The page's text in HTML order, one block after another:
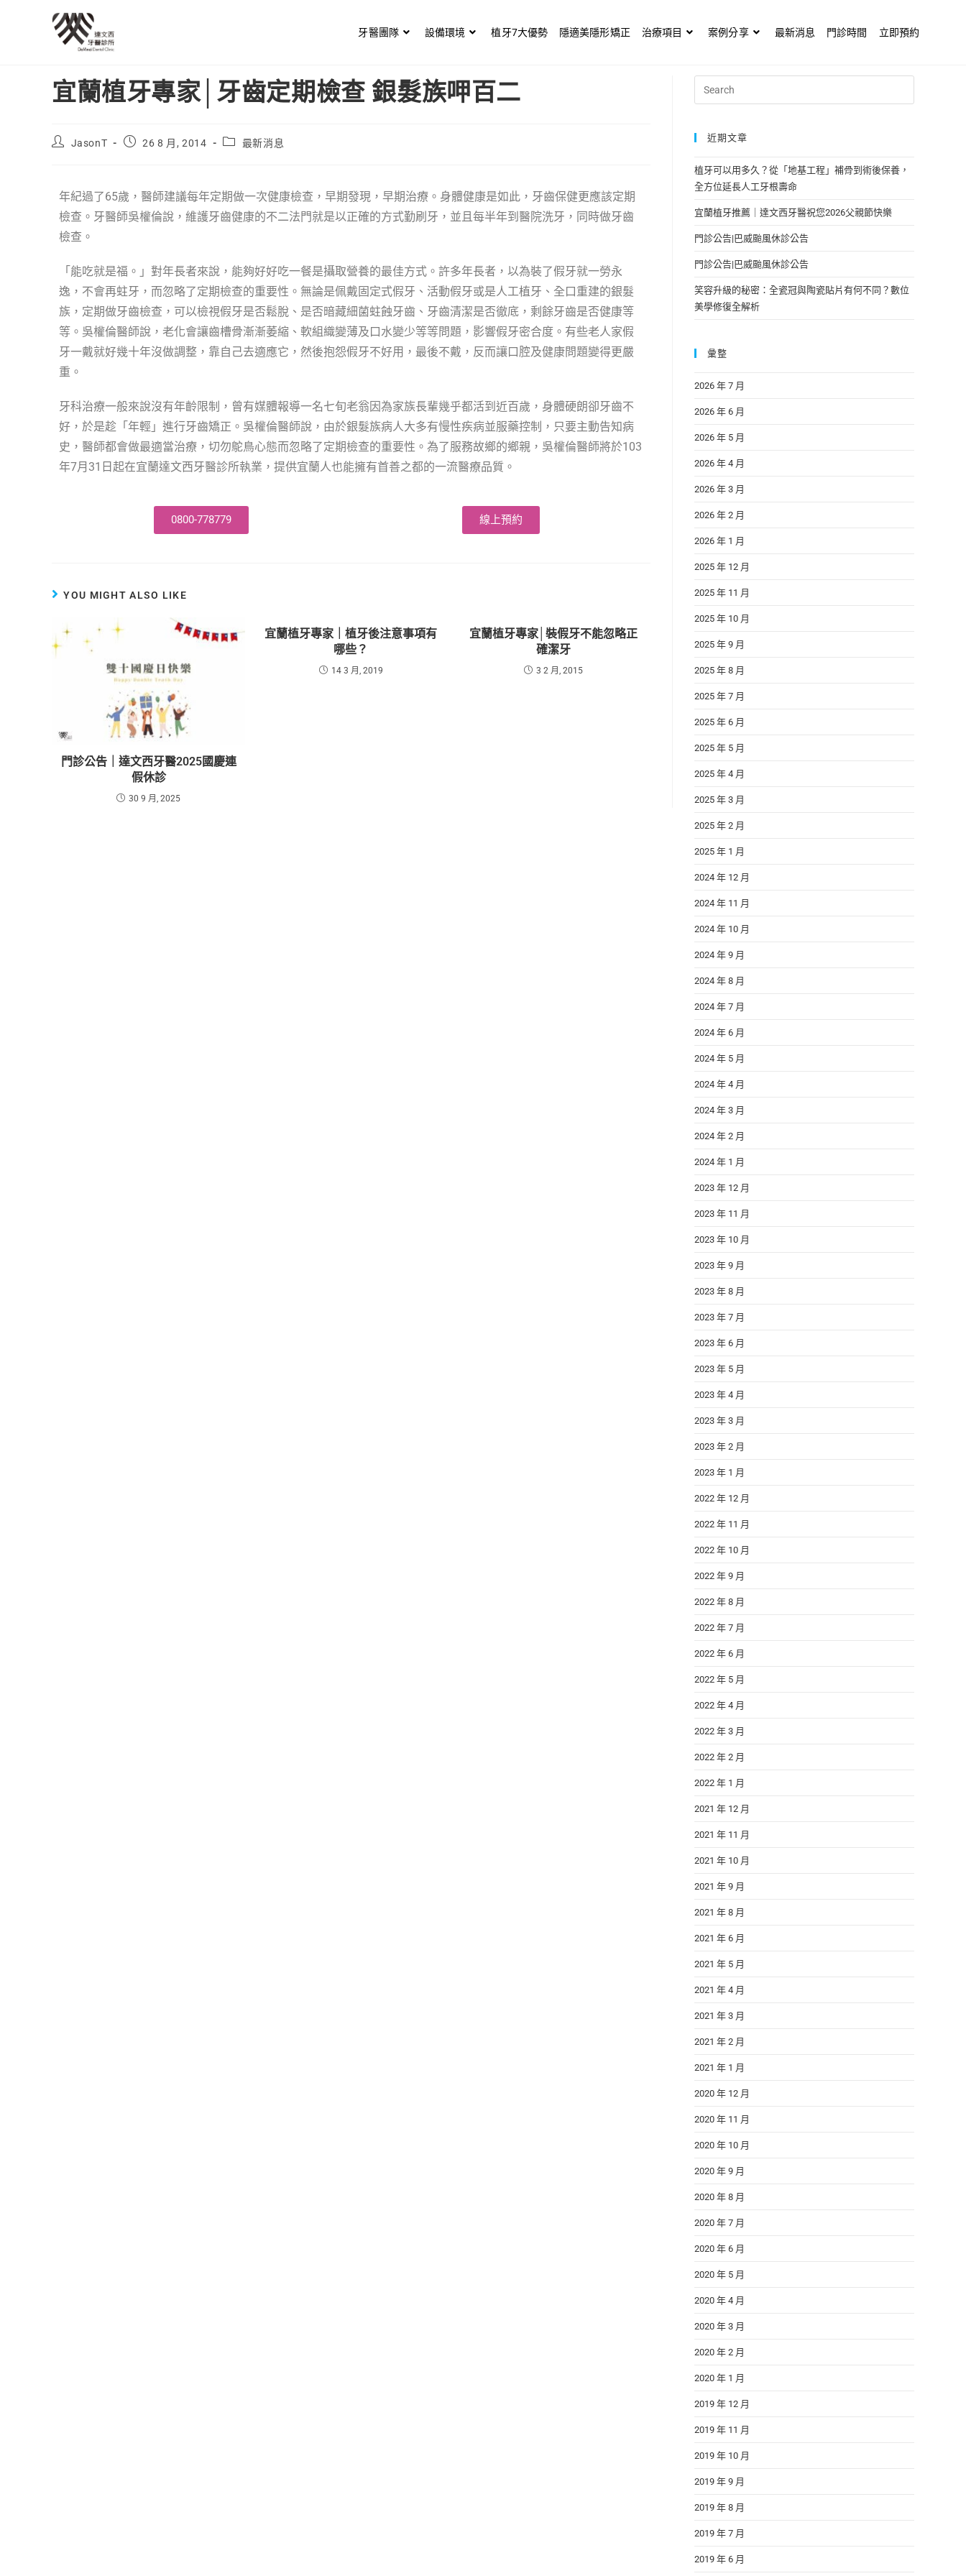
牙醫團隊 設備環境 植牙7大優勢 隱適美隱形矯正 治療項目 案例分享 最新消息 門診時間 立即預約
宜蘭植牙專家│牙齒定期檢查 銀髮族呷百二
JasonT 26 8 月, 2014 最新消息
年紀過了65歲，醫師建議每年定期做一次健康檢查，早期發現，早期治療。身體健康是如此，牙齒保健更應該定期
檢查。牙醫師吳權倫說，維護牙齒健康的不二法門就是以正確的方式勤刷牙，並且每半年到醫院洗牙，同時做牙齒
檢查。
「能吃就是福。」對年長者來說，能夠好好吃一餐是攝取營養的最佳方式。許多年長者，以為裝了假牙就一勞永
逸，不會再蛀牙，而忽略了定期檢查的重要性。無論是佩戴固定式假牙、活動假牙或是人工植牙、全口重建的銀髮
族，定期做牙齒檢查，可以檢視假牙是否鬆脫、是否暗藏細菌蛀蝕牙齒、牙齒清潔是否徹底，剩餘牙齒是否健康等
等。吳權倫醫師說，老化會讓齒槽骨漸漸萎縮、軟組織變薄及口水變少等等問題，影響假牙密合度。有些老人家假
牙一戴就好幾十年沒做調整，靠自己去適應它，然後抱怨假牙不好用，最後不戴，反而讓口腔及健康問題變得更嚴
重。
牙科治療一般來說沒有年齡限制，曾有媒體報導一名七旬老翁因為家族長輩幾乎都活到近百歲，身體硬朗卻牙齒不
好，於是趁「年輕」進行牙齒矯正。吳權倫醫師說，由於銀髮族病人大多有慢性疾病並服藥控制，只要主動告知病
史，醫師都會做最適當治療，切勿鴕鳥心態而忽略了定期檢查的重要性。為了服務故鄉的鄉親，吳權倫醫師將於103
年7月31日起在宜蘭達文西牙醫診所執業，提供宜蘭人也能擁有首善之都的一流醫療品質。
0800-778779 線上預約
YOU MIGHT ALSO LIKE
門診公告｜達文西牙醫2025國慶連
假休診
30 9 月, 2025
宜蘭植牙專家｜植牙後注意事項有
哪些？
14 3 月, 2019
宜蘭植牙專家│裝假牙不能忽略正
確潔牙
3 2 月, 2015
近期文章
植牙可以用多久？從「地基工程」補骨到術後保養，
全方位延長人工牙根壽命
宜蘭植牙推薦｜達文西牙醫祝您2026父親節快樂
門診公告|巴威颱風休診公告
門診公告|巴威颱風休診公告
笑容升級的秘密：全瓷冠與陶瓷貼片有何不同？數位
美學修復全解析
彙整
2026 年 7 月
2026 年 6 月
2026 年 5 月
2026 年 4 月
2026 年 3 月
2026 年 2 月
2026 年 1 月
2025 年 12 月
2025 年 11 月
2025 年 10 月
2025 年 9 月
2025 年 8 月
2025 年 7 月
2025 年 6 月
2025 年 5 月
2025 年 4 月
2025 年 3 月
2025 年 2 月
2025 年 1 月
2024 年 12 月
2024 年 11 月
2024 年 10 月
2024 年 9 月
2024 年 8 月
2024 年 7 月
2024 年 6 月
2024 年 5 月
2024 年 4 月
2024 年 3 月
2024 年 2 月
2024 年 1 月
2023 年 12 月
2023 年 11 月
2023 年 10 月
2023 年 9 月
2023 年 8 月
2023 年 7 月
2023 年 6 月
2023 年 5 月
2023 年 4 月
2023 年 3 月
2023 年 2 月
2023 年 1 月
2022 年 12 月
2022 年 11 月
2022 年 10 月
2022 年 9 月
2022 年 8 月
2022 年 7 月
2022 年 6 月
2022 年 5 月
2022 年 4 月
2022 年 3 月
2022 年 2 月
2022 年 1 月
2021 年 12 月
2021 年 11 月
2021 年 10 月
2021 年 9 月
2021 年 8 月
2021 年 6 月
2021 年 5 月
2021 年 4 月
2021 年 3 月
2021 年 2 月
2021 年 1 月
2020 年 12 月
2020 年 11 月
2020 年 10 月
2020 年 9 月
2020 年 8 月
2020 年 7 月
2020 年 6 月
2020 年 5 月
2020 年 4 月
2020 年 3 月
2020 年 2 月
2020 年 1 月
2019 年 12 月
2019 年 11 月
2019 年 10 月
2019 年 9 月
2019 年 8 月
2019 年 7 月
2019 年 6 月